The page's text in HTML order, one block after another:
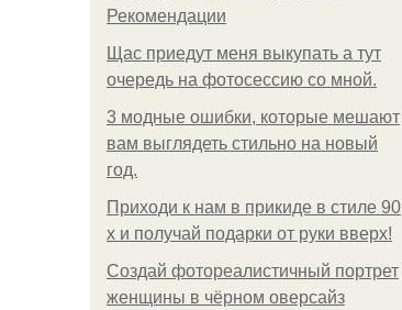
Рекомендации
Щас приедут меня выкупать а тут
очередь на фотосессию со мной.
3 модные ошибки, которые мешают
вам выглядеть стильно на новый
год.
Приходи к нам в прикиде в стиле 90
х и получай подарки от руки вверх!
Создай фотореалистичный портрет
женщины в чёрном оверсайз